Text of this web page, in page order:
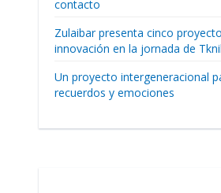
contacto
Zulaibar presenta cinco
innovación en la jornada de
Un proyecto intergeneracional
recuerdos y emociones